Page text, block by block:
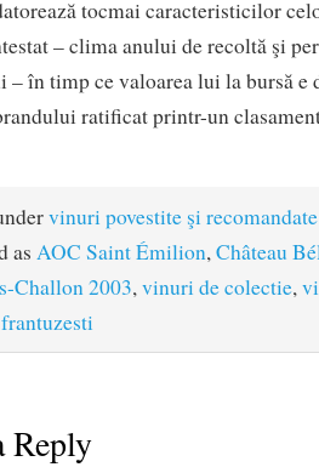
tocmai caracteristicilor
– clima anului de recoltă şi
– în timp ce valoarea lui la bursă e
ratificat printr-un
vinuri povestite şi recomandate
as AOC Saint Émilion,Château
Challon 2003,vinuri de colectie,
Reply